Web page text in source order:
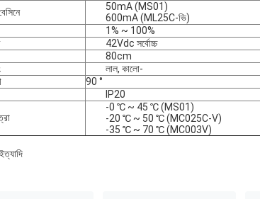
50mA (MS01)
600mA (ML25C-ভি)
1% ~ 100%
42Vdc সর্বোচ্চ
80cm
লাল, কালো-
90 °
IP20
-0 ℃ ~ 45 ℃ (MS01)
-20 ℃ ~ 50 ℃ (MC025C-V)
-35 ℃ ~ 70 ℃ (MC003V)